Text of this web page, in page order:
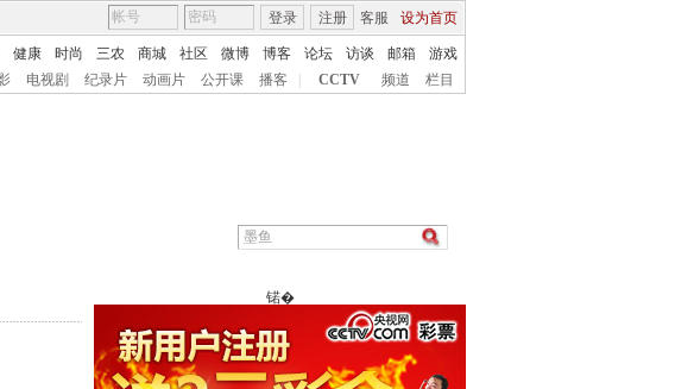
客服 设为首页
登录 注册
健康 时尚 三农 商城 社区 微博 博客 论坛 访谈 邮箱
游戏
电视剧 纪录片 动画片 公开课 播客 CCTV 频道 栏目
锘�